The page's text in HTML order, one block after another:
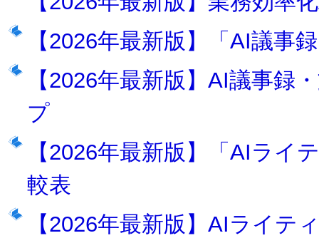
【2026年最新版】「AI議事
【2026年最新版】AI議事録
プ
【2026年最新版】「AIライ
較表
【2026年最新版】AIライテ